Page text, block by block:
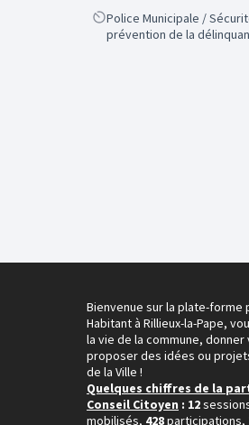
Scope
Police Municipale / Sécurité et
prévention de la
Bienvenue sur la plate-forme
Habitant à Rillieux-la-Pape,
la vie de la commune,
proposer des idées ou
de la Ville !
Quelques chiffres de la
Conseil Citoyen : 12
mobilisés, 428participations,